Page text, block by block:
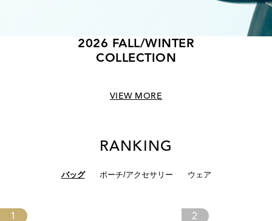
2026 FALL/WINTER
COLLECTION
VIEW MORE
RANKING
バッグ ポーチ/アクセサリー ウェア
1 2